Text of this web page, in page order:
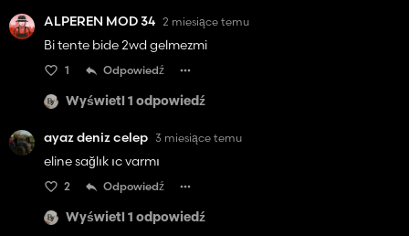
ALPEREN MOD 34 2 miesiące temu
Bi tente bide 2wd gelmezmi
1 Odpowiedź
Wyświetl 1 odpowiedź
ayaz deniz celep 3 miesiące temu
eline sağlık ıc varmı
2 Odpowiedź
Wyświetl 1 odpowiedź